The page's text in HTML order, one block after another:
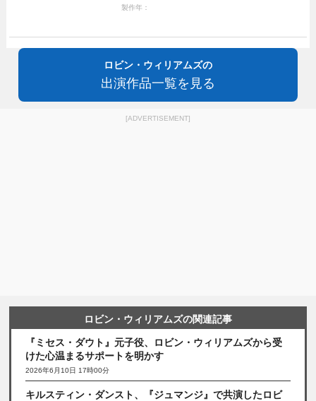
製作年：
ロビン・ウィリアムズの
出演作品一覧を見る
[ADVERTISEMENT]
ロビン・ウィリアムズの関連記事
『ミセス・ダウト』元子役、ロビン・ウィリアムズから受
けた心温まるサポートを明かす
2026年6月10日 17時00分
キルスティン・ダンスト、『ジュマンジ』で共演したロビ